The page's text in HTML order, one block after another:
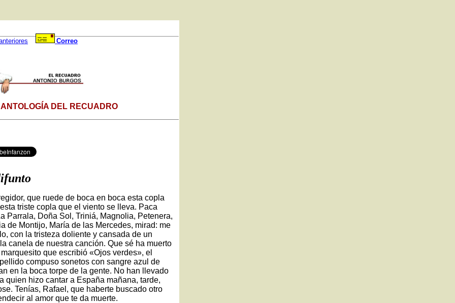
Correo
DEL RECUADRO
que ruede de boca en boca esta copla
triste copla que el viento se lleva. Paca
Parrala, Doña Sol, Triniá, Magnolia, Petenera,
de Montijo, María de las Mercedes, mirad: me
con la tristeza doliente y cansada de un
canela de nuestra canción. Que sé ha muerto
que escribió «Ojos verdes», el
compuso sonetos con sangre azul de
en la boca torpe de la gente. No han llevado
quien hizo cantar a España mañana, tarde,
Tenías, Rafael, que haberte buscado otro
al amor que te da muerte.